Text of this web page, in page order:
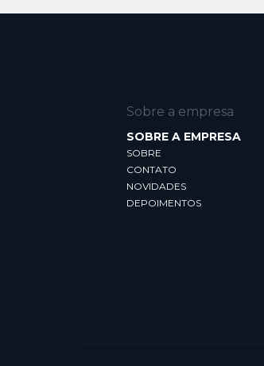
Sobre a empresa
SOBRE A EMPRESA
SOBRE
CONTATO
NOVIDADES
DEPOIMENTOS